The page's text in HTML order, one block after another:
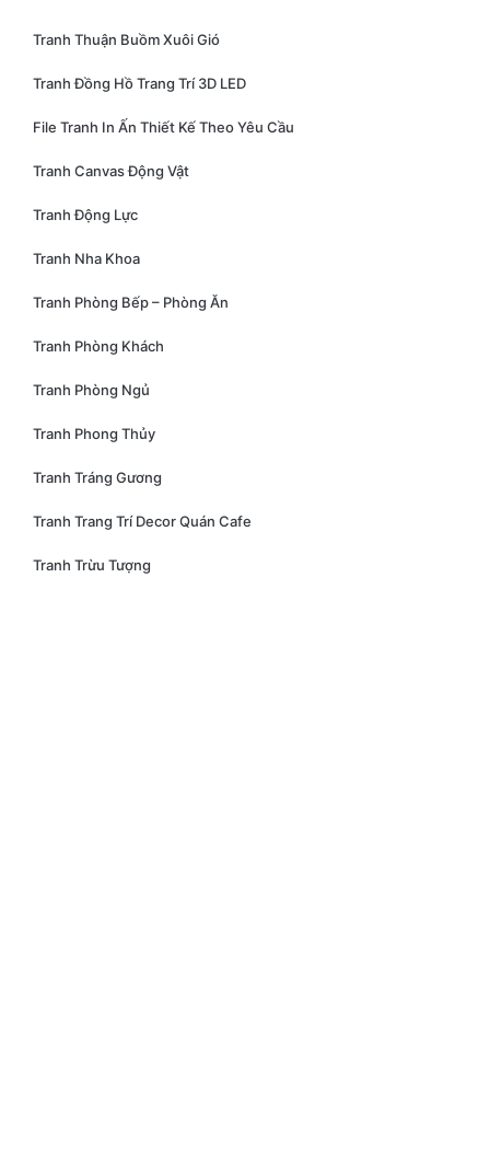
Tranh Thuận Buồm Xuôi Gió
Tranh Đồng Hồ Trang Trí 3D LED
File Tranh In Ấn Thiết Kế Theo Yêu Cầu
Tranh Canvas Động Vật
Tranh Động Lực
Tranh Nha Khoa
Tranh Phòng Bếp – Phòng Ăn
Tranh Phòng Khách
Tranh Phòng Ngủ
Tranh Phong Thủy
Tranh Tráng Gương
Tranh Trang Trí Decor Quán Cafe
Tranh Trừu Tượng